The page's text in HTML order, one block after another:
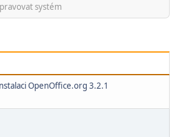
systém
OpenOffice.org 3.2.1